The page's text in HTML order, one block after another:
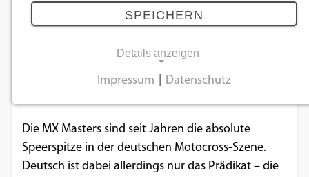
02.04.2026
Bridgestone und KTM Kosak Racing Team planen
Die MX Masters sind seit Jahren die absolute
Speerspitze in der deutschen Motocross-Szene.
Deutsch ist dabei allerdings nur das Prädikat – die
SPEICHERN
Details anzeigen
einwandfreie Funktion der Website
Impressum Datenschutz